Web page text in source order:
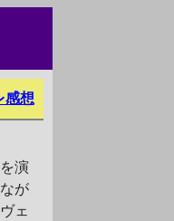
感想
演
が
ェ